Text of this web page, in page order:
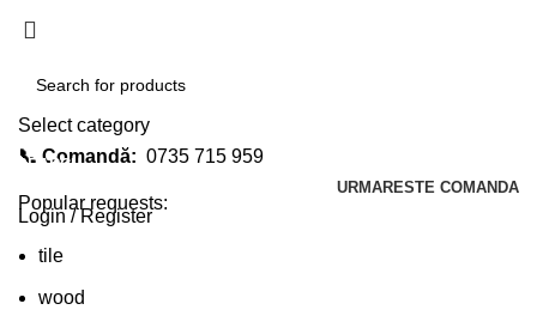
📞 Comandă: 0735 715 959
URMARESTE COMANDA
Login / Register
Select category
SEARCH
Popular requests:
tile
wood